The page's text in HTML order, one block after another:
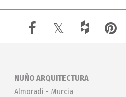
NUÑO ARQUITECTURA
Almoradí - Murcia